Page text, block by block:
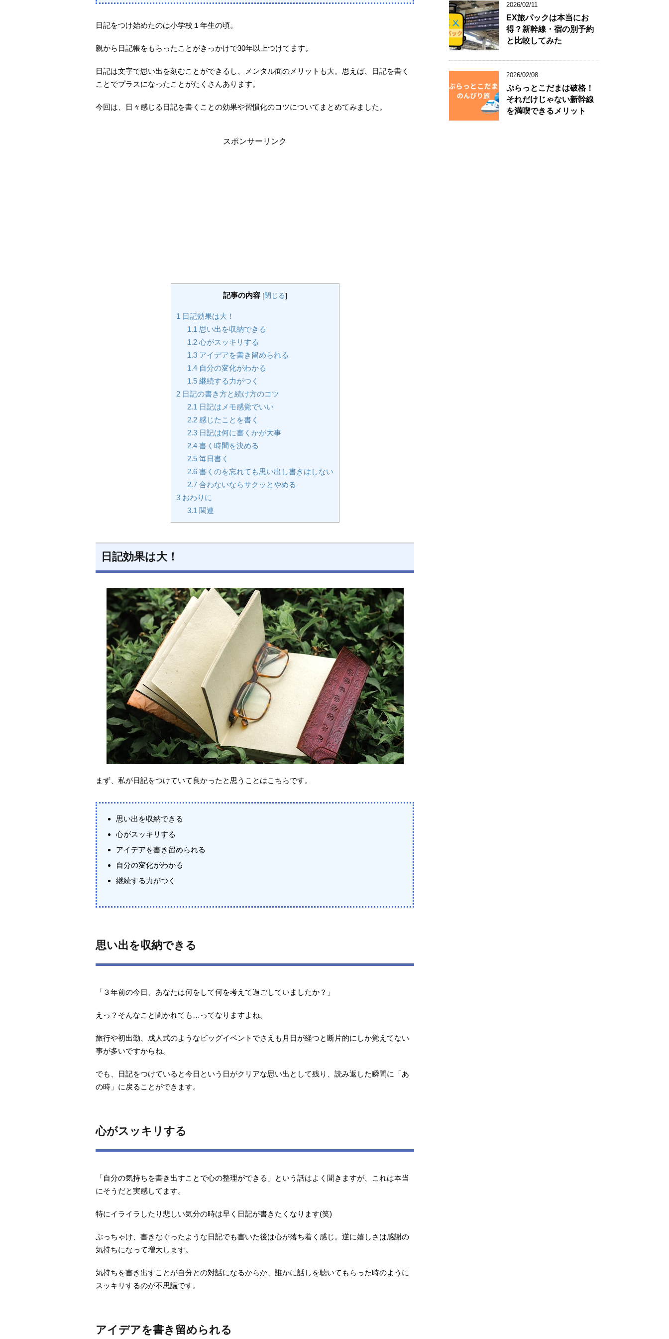
日記をつけ始めたのは小学校１年生の頃。
親から日記帳をもらったことがきっかけで30年以上つけてます。
日記は文字で思い出を刻むことができるし、メンタル面のメリットも大。思えば、日記を書く
ことでプラスになったことがたくさんあります。
今回は、日々感じる日記を書くことの効果や習慣化のコツについてまとめてみました。
スポンサーリンク
記事の内容 [閉じる]
1 日記効果は大！
1.1 思い出を収納できる
1.2 心がスッキリする
1.3 アイデアを書き留められる
1.4 自分の変化がわかる
1.5 継続する力がつく
2日記の書き方と続け方のコツ
2.1 日記はメモ感覚でいい
2.2 感じたことを書く
2.3 日記は何に書くかが大事
2.4 書く時間を決める
2.5 毎日書く
2.6 書くのを忘れても思い出し書きはしない
2.7 合わないならサクッとやめる
3おわりに
3.1 関連
日記効果は大！
まず、私が日記をつけていて良かったと思うことはこちらです。
思い出を収納できる
心がスッキリする
アイデアを書き留められる
自分の変化がわかる
継続する力がつく
思い出を収納できる
「３年前の今日、あなたは何をして何を考えて過ごしていましたか？」
えっ？そんなこと聞かれても…ってなりますよね。
旅行や初出勤、成人式のようなビッグイベントでさえも月日が経つと断片的にしか覚えてない
事が多いですからね。
でも、日記をつけていると今日という日がクリアな思い出として残り、読み返した瞬間に「あ
の時」に戻ることができます。
心がスッキリする
「自分の気持ちを書き出すことで心の整理ができる」という話はよく聞きますが、これは本当
にそうだと実感してます。
特にイライラしたり悲しい気分の時は早く日記が書きたくなります(笑)
ぶっちゃけ、書きなぐったような日記でも書いた後は心が落ち着く感じ。逆に嬉しさは感謝の
気持ちになって増大します。
気持ちを書き出すことが自分との対話になるからか、誰かに話しを聴いてもらった時のように
スッキリするのが不思議です。
アイデアを書き留められる
2026/02/11
EX旅パックは本当にお
得？新幹線・宿の別予約
と比較してみた
2026/02/08
ぷらっとこだまは破格！
それだけじゃない新幹線
を満喫できるメリット